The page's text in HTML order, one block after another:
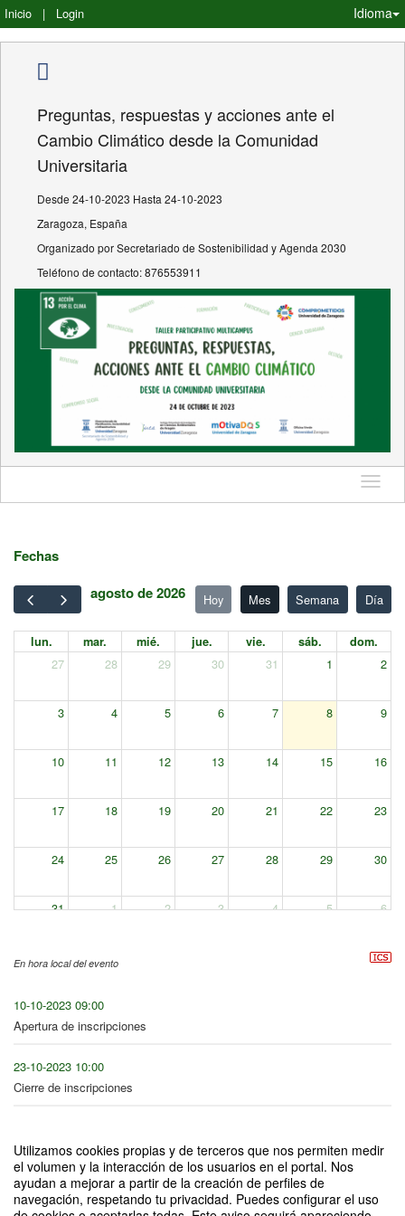
Utilizamos cookies propias y de terceros que nos permiten medir
el volumen y la interacción de los usuarios en el portal. Nos
ayudan a mejorar a partir de la creación de perfiles de
navegación, respetando tu privacidad. Puedes configurar el uso
Inicio | Login Idioma
Preguntas, respuestas y acciones ante el
Cambio Climático desde la Comunidad
Universitaria
Desde 24-10-2023 Hasta 24-10-2023
Zaragoza, España
Organizado por Secretariado de Sostenibilidad y Agenda 2030
Teléfono de contacto: 876553911
Idioma
Fechas
agosto de 2026
Hoy Mes Semana Día
lun. mar. mié. jue. vie. sáb. dom.
27 28 29 30 31 1 2
3 4 5 6 7 8 9
10 11 12 13 14 15 16
17 18 19 20 21 22 23
24 25 26 27 28 29 30
31 1 2 3 4 5 6
En hora local del evento
10-10-2023 09:00
Apertura de inscripciones
23-10-2023 10:00
Cierre de inscripciones
Fecha de inicio
24-10-2023 14:30
Fecha de fin